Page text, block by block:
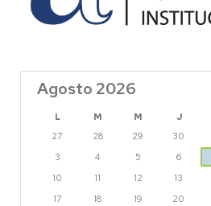
Agosto 2026
L M M J
27
28 29 30
3
4 5 6
10
11 12 13
17
18 19 20